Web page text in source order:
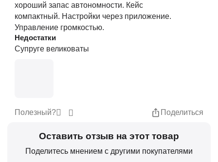
хороший запас автономности. Кейс
компактный. Настройки через приложение.
Управление громкостью.
Недостатки
Супруге великоваты
Полезный? Поделиться
Оставить отзыв на этот товар
Поделитесь мнением с другими покупателями